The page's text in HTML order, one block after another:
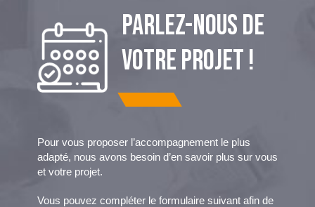
PARLEZ-NOUS DE
VOTRE PROJET !
Pour vous proposer l’accompagnement le plus
adapté, nous avons besoin d’en savoir plus sur vous
et votre projet.
Vous pouvez compléter le formulaire suivant afin de